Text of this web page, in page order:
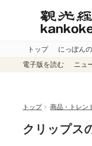
トップ にっぽん
電子版を読む ニュ
トップ 商品・トレン
クリップス